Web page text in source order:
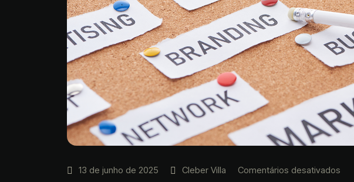
13 de junho de 2025 Cleber Villa Comentários desativados